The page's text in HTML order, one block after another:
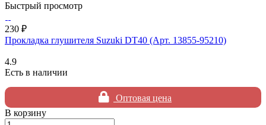
Быстрый просмотр
230 ₽
Прокладка глушителя Suzuki DT40 (Арт. 13855-95210)
4.9
Есть в наличии
Оптовая цена
В корзину